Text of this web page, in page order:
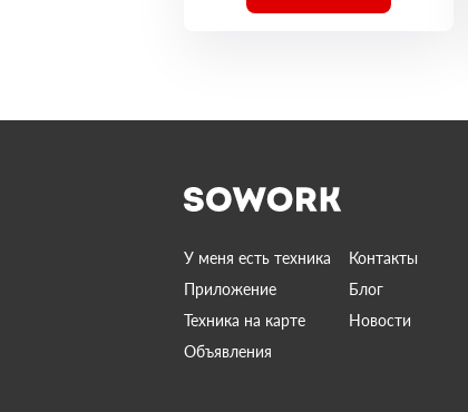
У меня есть техника
Контакты
Приложение
Блог
Техника на карте
Новости
Объявления